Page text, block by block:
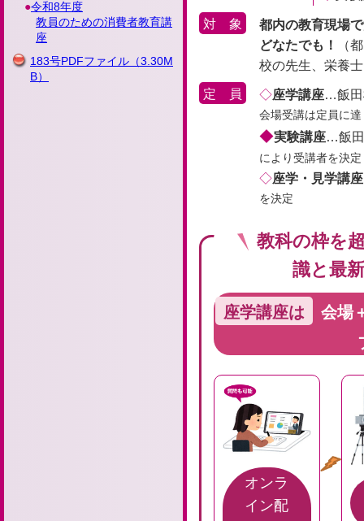
令和8年度
教員のための消費者教育講
座
183号PDFファイル （3.30M
B）
対 象
都内の教育現場
どなたでも！
（
校の先生、栄養
定 員 座学講座…飯
会場受講は定員に
実験講座…飯
により受講者を決定
座学・見学講座
を決定
教科の枠を
識と最
座学講座は
会場
オンラ
イン配